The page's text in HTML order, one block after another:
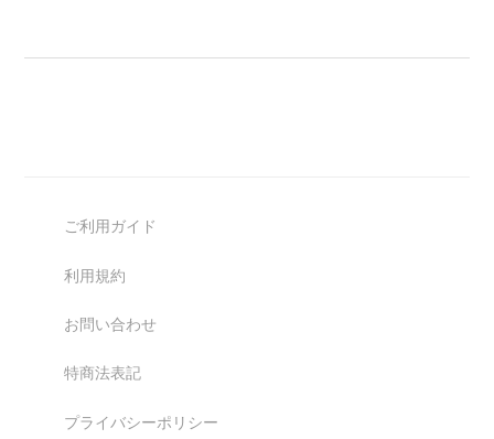
ご利用ガイド
利用規約
お問い合わせ
特商法表記
プライバシーポリシー